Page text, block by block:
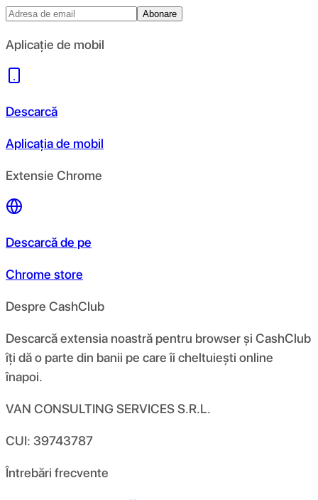
Abonare
Aplicație de mobil
Descarcă
Aplicația de mobil
Extensie Chrome
Descarcă de pe
Chrome store
Despre CashClub
Descarcă extensia noastră pentru browser și CashClub
îți dă o parte din banii pe care îi cheltuiești online
înapoi.
VAN CONSULTING SERVICES S.R.L.
CUI: 39743787
Întrebări frecvente